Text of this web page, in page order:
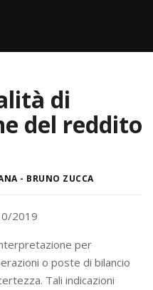
di
del reddito
- BRUNO ZUCCA
2019
per
o poste di bilancio
Tali indicazioni